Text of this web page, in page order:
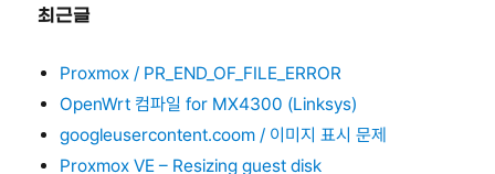
최근글
Proxmox / PR_END_OF_FILE_ERROR
OpenWrt 컴파일 for MX4300 (Linksys)
googleusercontent.coom / 이미지 표시 문제
Proxmox VE – Resizing guest disk